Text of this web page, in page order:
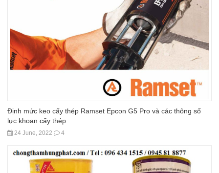
Định mức keo cấy thép Ramset Epcon G5 Pro và các thông số
lực khoan cấy thép
24 June, 2022 4